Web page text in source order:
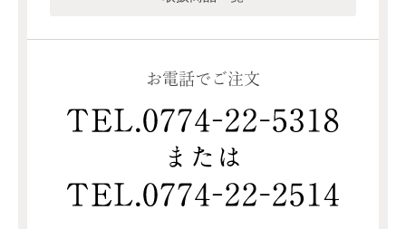
お電話でご注文